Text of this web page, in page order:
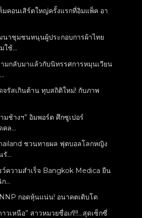
มคอนเสิร์ตใหญ่ครั้งแรกที่อิมแพ็ค อา
นาชุมชนหนุนผู้ประกอบการผ้าไทย
ใช้...
มกลับมาแล้วกับนิทรรศการหมุนเวียน
จรัสเกินต้าน ทุบสถิติใหม่! กับภาพ
มช้างฯ” อิมพอร์ต ศึกซูเปอร์
คล...
ชวนทายผล ฟุตบอลโลกหญิง
...
ว์ความสำเร็จ Bangkok Medica ยืน
...
กอดหุ้นแน่น! อนาคตเติบโต
วเหนือ” สาวหมวยชื่อเก๋!!!...สุดเซ็กซี่